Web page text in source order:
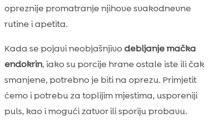
opreznije promatranje njihove svakodnevne
rutine i apetita.
Kada se pojavi neobjašnjivo debljanje mačka
endokrin, iako su porcije hrane ostale iste ili čak
smanjene, potrebno je biti na oprezu. Primjetit
ćemo i potrebu za toplijim mjestima, usporeniji
puls, kao i mogući zatvor ili sporiju probavu.